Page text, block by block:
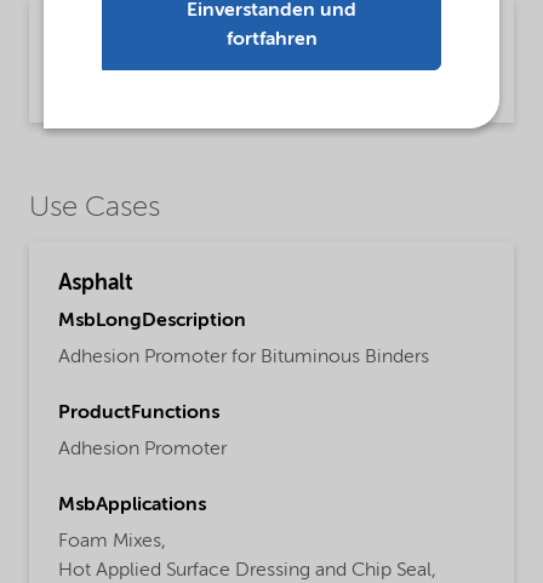
Technical Bulletin Diamine OLBS - Asphalt
Use Cases
Asphalt
MsbLongDescription
Adhesion Promoter for Bituminous Binders
ProductFunctions
Adhesion Promoter
MsbApplications
Foam Mixes,
Hot Applied Surface Dressing and Chip Seal,
Einverstanden und
fortfahren